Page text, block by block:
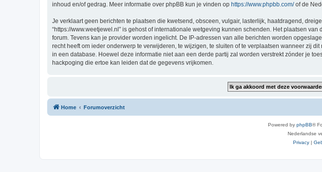
inhoud en/of gedrag. Meer informatie over phpBB kun je vinden op https://www.phpbb.com/of de
Je verklaart geen berichten te plaatsen die kwetsend, obsceen, vulgair, lasterlijk, haatdragend,
“https://www.weetjewel.nl” is gehost of internationale wetgeving kunnen schenden. Het plaatsen
forum. Tevens kan je provider worden ingelicht. De IP-adressen van alle berichten worden
recht heeft om ieder onderwerp te verwijderen, te wijzigen, te sluiten of te verplaatsen wanneer zij
in een database. Hoewel deze informatie niet aan een derde partij zal worden verstrekt zónder je
hackpoging die ertoe kan leiden dat de gegevens vrijkomen.
Home Forumoverzicht
Powered by phpBB®
Nederlandse
Privacy |